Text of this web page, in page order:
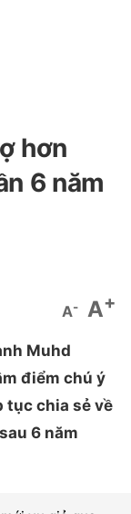
hơn
6 năm
A- A+
Muhd
điểm chú ý
tục chia sẻ về
6 năm